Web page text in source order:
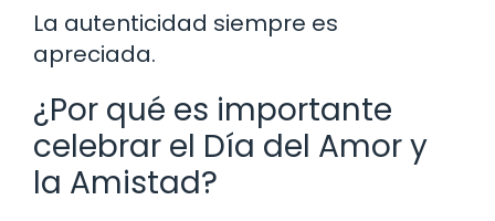
La autenticidad siempre es
apreciada.
¿Por qué es importante
celebrar el Día del Amor y
la Amistad?